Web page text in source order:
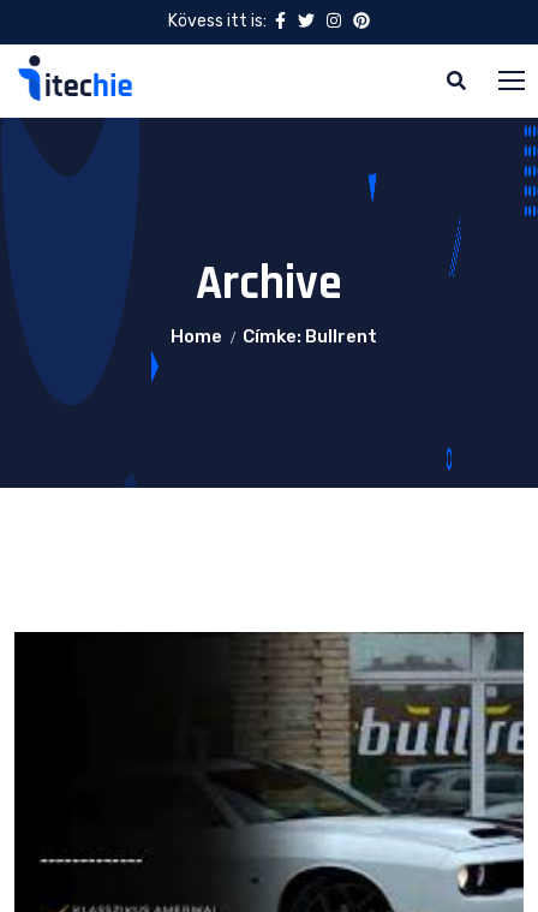
Kövess itt is:
Archive
Home Címke: Bullrent